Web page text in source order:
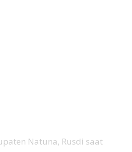
Natuna, Rusdi saat